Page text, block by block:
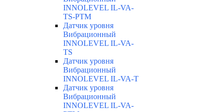
INNOLEVEL IL-VA-
TS-PTM
Датчик уровня
Вибрационный
INNOLEVEL IL-VA-
TS
Датчик уровня
Вибрационный
INNOLEVEL IL-VA-T
Датчик уровня
Вибрационный
INNOLEVEL IL-VA-